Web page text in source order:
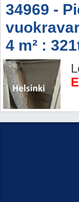
34969 -
4 m² :